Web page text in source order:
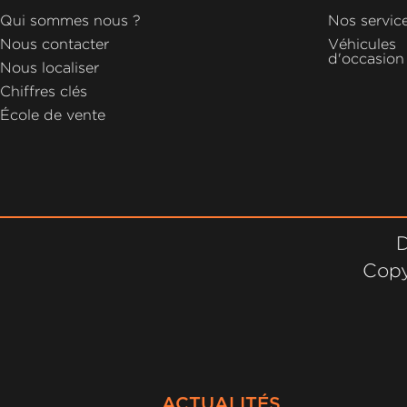
MICHEL
ACTUALITÉS
Qui sommes nous ?
Nous contacter
Nous localiser
Chiffres clés
École de vente
Nos
Véhicules
d'occasion